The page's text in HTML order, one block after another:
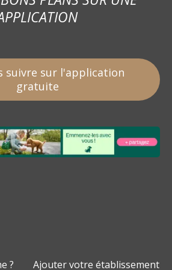
suivre sur l'application
gratuite
? Ajouter votre établissement